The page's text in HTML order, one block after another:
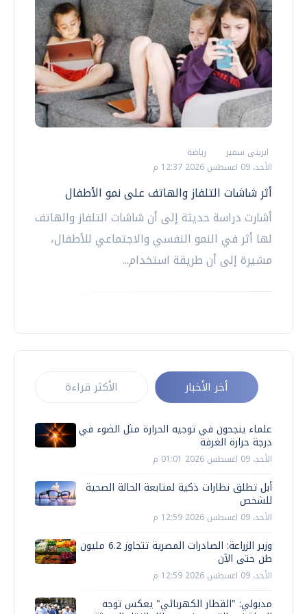
ايرينى سمير
رياضة
الأحد، 09 اغسطس 2026 12:37 م
أثر شاشات التلفاز والهاتف على نمو الأطفال
أشارت دراسة حديثة إلى أن شاشات التلفاز والهاتف
لها أثر في النمو النفسي والاجتماعي للأطفال،
مشيرة إلى أن طريقة استخدام...
أخر الأخبار الأكثر قراءة
علماء ينجحون في توجيه الحرارة مثل الضوء في
درجة حرارة الغرفة
الأحد، 09 اغسطس 2026 01:01 م
أبل تطلق نظارات ذكية لمتابعة الحالة الصحية
للشخص
الأحد، 09 اغسطس 2026 12:59 م
وزير الزراعة: الصادرات المصرية تتجاوز 6.2 مليون
طن حتى الآن
الأحد، 09 اغسطس 2026 12:59 م
مدبولي: "القطار الكهربائي" يعكس توجه